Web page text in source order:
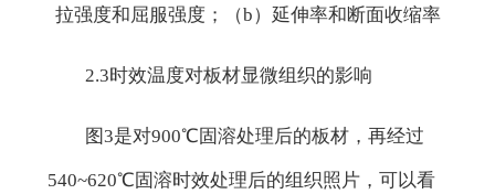
拉强度和屈服强度；（b）延伸率和断面收缩率
2.3时效温度对板材显微组织的影响
图3是对900℃固溶处理后的板材，再经过
540~620℃固溶时效处理后的组织照片，可以看